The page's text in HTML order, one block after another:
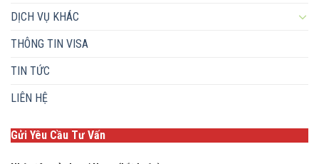
DỊCH VỤ KHÁC
THÔNG TIN VISA
TIN TỨC
LIÊN HỆ
Gửi Yêu Cầu Tư Vấn